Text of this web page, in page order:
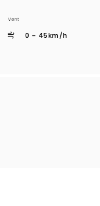
Vent
0 - 45km/h